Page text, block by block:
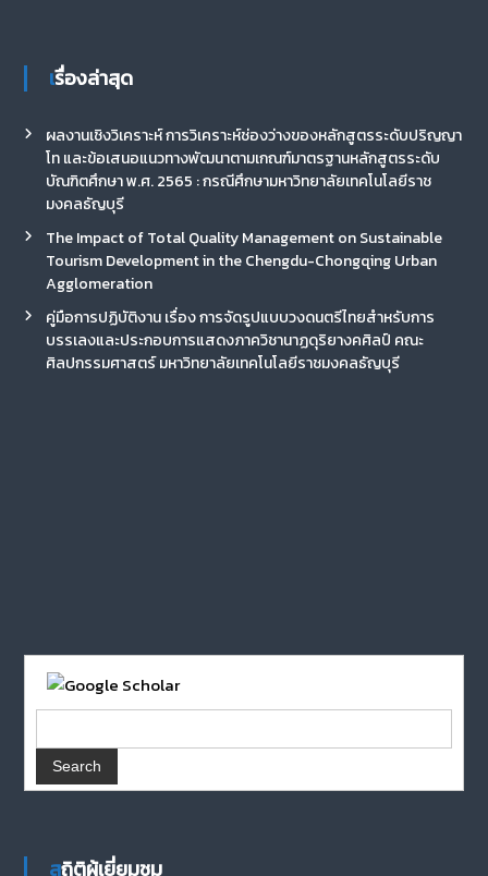
เรื่องล่าสุด
ผลงานเชิงวิเคราะห์ การวิเคราะห์ช่องว่างของหลักสูตรระดับปริญญา
โท และข้อเสนอแนวทางพัฒนาตามเกณฑ์มาตรฐานหลักสูตรระดับ
บัณฑิตศึกษา พ.ศ. 2565 : กรณีศึกษามหาวิทยาลัยเทคโนโลยีราช
มงคลธัญบุรี
The Impact of Total Quality Management on Sustainable
Tourism Development in the Chengdu-Chongqing Urban
Agglomeration
คู่มือการปฏิบัติงาน เรื่อง การจัดรูปแบบวงดนตรีไทยสำหรับการ
บรรเลงและประกอบการแสดงภาควิชานาฏดุริยางคศิลป์ คณะ
ศิลปกรรมศาสตร์ มหาวิทยาลัยเทคโนโลยีราชมงคลธัญบุรี
สถิติผู้เยี่ยมชม